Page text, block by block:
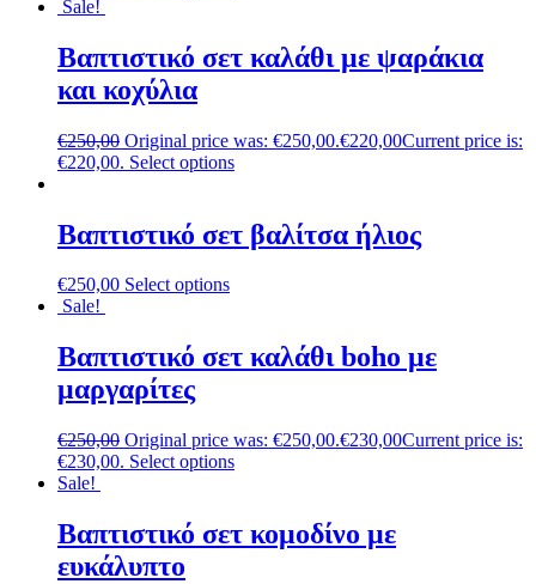
Sale!
Βαπτιστικό σετ καλάθι με ψαράκια
και κοχύλια
€250,00 Original price was: €250,00.€220,00Current price is:
€220,00. Select options
Βαπτιστικό σετ βαλίτσα ήλιος
€250,00 Select options
Sale!
Βαπτιστικό σετ καλάθι boho με
μαργαρίτες
€250,00 Original price was: €250,00.€230,00Current price is:
€230,00. Select options
Sale!
Βαπτιστικό σετ κομοδίνο με
ευκάλυπτο